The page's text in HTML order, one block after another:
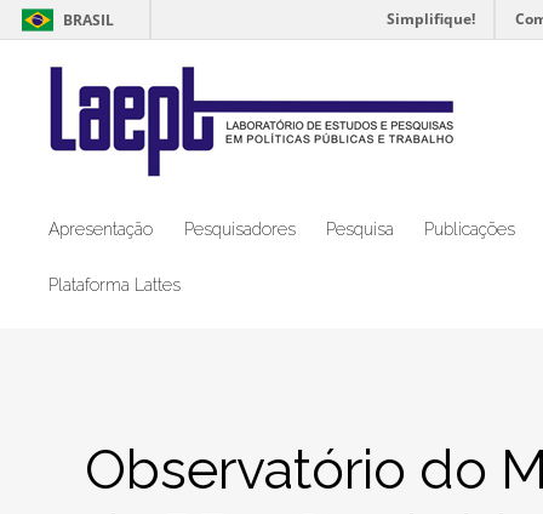
BRASIL Simplifique!
Apresentação Pesquisadores Pesquisa Publicações
Plataforma Lattes
Observatório do